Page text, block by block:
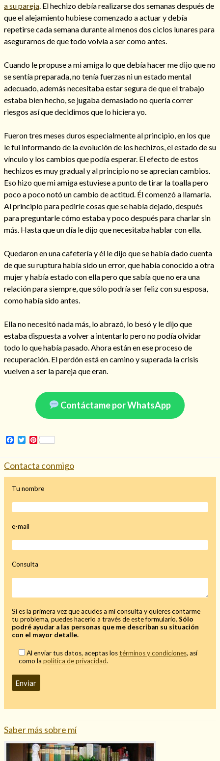
Consulta de tarot online
Hechizo de alejamiento
Tu consulta al tarot
Alejamiento
Amarres(145)
Cartomancia
Cómo recuperar a mi ex
(190)
Hechizo de amor
Infidelidad
(104)
Oraciones
(72)
Mi rincón
Mis libros favoritos
Mi Blog
¿Qué es el tarot?
a su pareja . El hechizo debía realizarse dos semanas después de
que el alejamiento hubiese comenzado a actuar y debía
repetirse cada semana durante al menos dos ciclos lunares para
asegurarnos de que todo volvía a ser como antes.
Cuando le propuse a mi amiga lo que debía hacer me dijo que no
se sentía preparada, no tenía fuerzas ni un estado mental
adecuado, además necesitaba estar segura de que el trabajo
estaba bien hecho, se jugaba demasiado no quería correr
riesgos así que decidimos que lo hiciera yo.
Fueron tres meses duros especialmente al principio, en los que
le fui informando de la evolución de los hechizos, el estado de su
vínculo y los cambios que podía esperar. El efecto de estos
hechizos es muy gradual y al principio no se aprecian cambios.
Eso hizo que mi amiga estuviese a punto de tirar la toalla pero
poco a poco notó un cambio de actitud. Él comenzó a llamarla.
Al principio para pedirle cosas que se había dejado, después
para preguntarle cómo estaba y poco después para charlar sin
más. Hasta que un día le dijo que necesitaba hablar con ella.
Quedaron en una cafetería y él le dijo que se había dado cuenta
de que su ruptura había sido un error, que había conocido a otra
mujer y había estado con ella pero que sabía que no era una
relación para siempre, que sólo podría ser feliz con su esposa,
como había sido antes.
Ella no necesitó nada más, lo abrazó, lo besó y le dijo que
estaba dispuesta a volver a intentarlo pero no podía olvidar
todo lo que había pasado. Ahora están en ese proceso de
recuperación. El perdón está en camino y superada la crisis
vuelven a ser la pareja que eran.
Contáctame por WhatsApp
Facebook
Twitter
Pinterest
Contacta conmigo
Tu nombre
e-mail
Consulta
Si es la primera vez que acudes a mi consulta y quieres contarme
tu problema, puedes hacerlo a través de este formulario.Sólo
podré ayudar a las personas que me describan su situación
con el mayor detalle.
Al enviar tus datos, aceptas lostérminos y condiciones, así
como la política de privacidad.
Saber más sobre mí